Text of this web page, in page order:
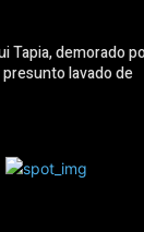
Tapia, demorado
lavado de